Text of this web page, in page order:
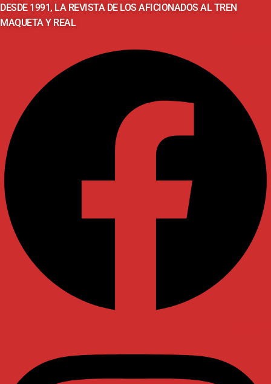
DESDE 1991, LA REVISTA DE LOS AFICIONADOS AL TREN
MAQUETA Y REAL